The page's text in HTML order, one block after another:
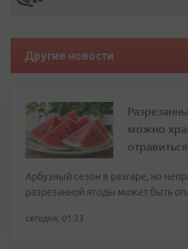
Другие новости
можно
отравиться
Арбузный сезон в разгаре, но
разрезанной ягоды может быть
сегодня, 01:23